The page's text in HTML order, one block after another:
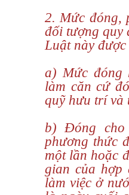
2. Mức đóng,
đối tượng quy
Luật này
a) Mức đóng
làm căn cứ
quỹ hưu trí và
b) Đóng cho
phương thức
một lần hoặc
gian của hợp
làm việc ở